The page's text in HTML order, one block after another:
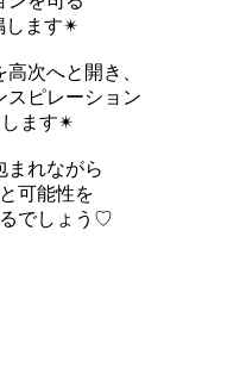
します✴︎
次へと開き、
スピレーション
ます✴︎
まれながら
可能性を
でしょう♡